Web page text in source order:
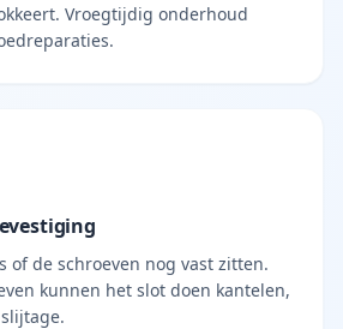
Vroegtijdig onderhoud
of de schroeven nog vast zitten.
kunnen het slot doen kantelen,